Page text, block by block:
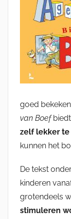
goed
van Boefbiedt
zelf lekker te
kunnen het
De tekst
kinderen
grotendeels
stimuleren